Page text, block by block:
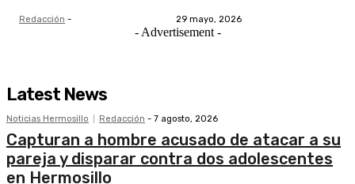
Redacción - 29 mayo, 2026
- Advertisement -
Latest News
Noticias Hermosillo Redacción - 7 agosto, 2026
Capturan a hombre acusado de atacar a su
pareja y disparar contra dos adolescentes
en Hermosillo